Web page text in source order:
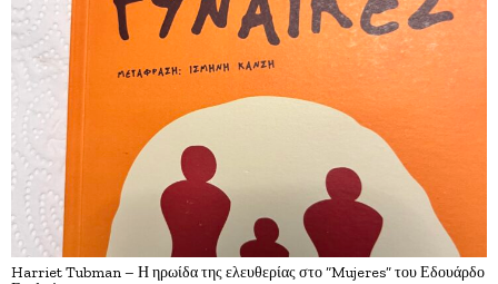
Harriet Tubman – Η ηρωίδα της ελευθερίας στο “Mujeres” του Εδουάρδο